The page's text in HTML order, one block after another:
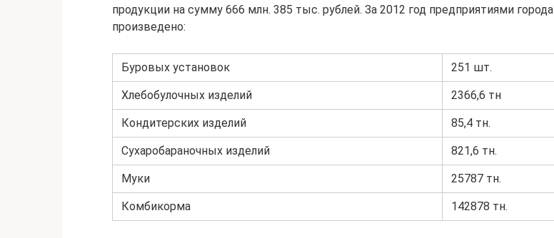
продукции на сумму 666 млн. 385 тыс. рублей. За 2012 год предприятиями города
произведено:
Буровых установок 251 шт.
Хлебобулочных изделий 2366,6 тн
Кондитерских изделий 85,4 тн.
Сухаробараночных изделий 821,6 тн.
Муки 25787 тн.
Комбикорма 142878 тн.